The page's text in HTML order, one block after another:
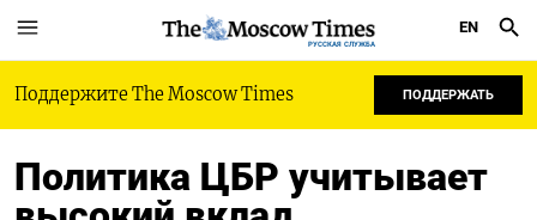
РУССКАЯ СЛУЖБА
EN
Поддержите The Moscow Times ПОДДЕРЖАТЬ
Политика ЦБР учитывает